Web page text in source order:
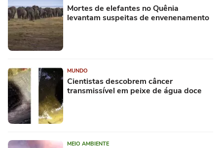
Mortes de elefantes no Quênia
levantam suspeitas de envenenamento
MUNDO
Cientistas descobrem câncer
transmissível em peixe de água doce
MEIO AMBIENTE